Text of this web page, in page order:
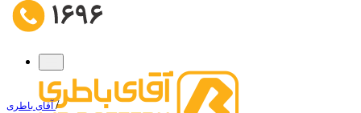
آقای باطری/